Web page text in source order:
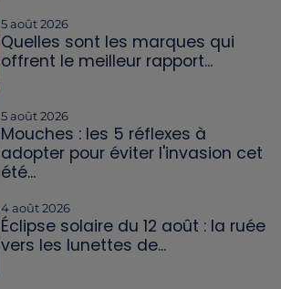
5 août 2026
Quelles sont les marques qui
offrent le meilleur rapport...
5 août 2026
Mouches : les 5 réflexes à
adopter pour éviter l'invasion cet
été...
4 août 2026
Éclipse solaire du 12 août : la ruée
vers les lunettes de...